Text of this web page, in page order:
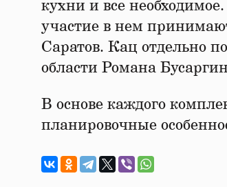
кухни и все
участие в нем
Саратов. Кац отдельно
области Романа
В основе каждого
планировочные